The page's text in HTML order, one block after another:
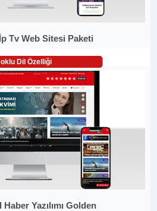
Tv Web Sitesi Paketi
Dil Özelliği
Yazılımı Golden